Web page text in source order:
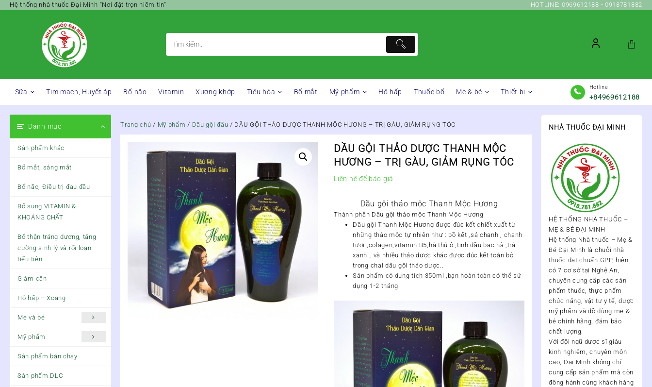
SkipHệ thống nhà thuốc Đại Minh “Nơi đặt trọn niềm tin” HOTLINE: 0969612188 - 0918781882
Sữa Tim mạch, Huyết áp Bổ não Vitamin Xương khớp Tiêu hóa Bổ mắt Mỹ phẩm Hô hấp Thuốc bổ Mẹ & bé Thiết bị
Hotline
+84969612188
Danh mục
Sản phẩm khác
Bổ mắt, sáng mắt
Bổ não, Điều trị đau đầu
Bổ sung VITAMIN &
KHOÁNG CHẤT
Bổ thận tráng dương, tăng
cường sinh lý và rối loạn
tiểu tiện
Giảm cân
Hô hấp – Xoang
Mẹ và bé
Mỹ phẩm
Sản phẩm bán chạy
Sản phẩm DLC
Trang chủ / Mỹ phẩm / Dầu gội đầu / DẦU GỘI THẢO DƯỢC THANH MỘC HƯƠNG – TRỊ GÀU, GIẢM RỤNG TÓC
DẦU GỘI THẢO DƯỢC THANH MỘC
HƯƠNG – TRỊ GÀU, GIẢM RỤNG TÓC
Liên hệ để báo giá
Dầu gội thảo mộc Thanh Mộc Hương
Thành phần Dầu gội thảo mộc Thanh Mộc Hương
Dầu gội Thanh Mộc Hương được đúc kết chiết xuất từ
những thảo mộc tự nhiên như : bồ kết ,sả chanh , chanh
tươi ,colagen,vitamin B5,hà thủ ô ,tinh dầu bạc hà ,trà
xanh… và nhiều thảo dược khác được đúc kết toàn bộ
trong chai dầu gội thảo dược..
Sản phẩm có dung tích 350ml ,bạn hoàn toàn có thể sử
dụng 1-2 tháng
NHÀ THUỐC ĐẠI MINH
HỆ THỐNG NHÀ THUỐC –
MẸ & BÉ ĐẠI MINH
Hệ thống Nhà thuốc – Mẹ &
Bé Đại Minh là chuỗi nhà
thuốc đạt chuẩn GPP, hiện
có7 cơ sở tại Nghệ An,
chuyên cung cấp các sản
phẩm thuốc, thực phẩm
chức năng, vật tư y tế, dược
mỹ phẩm và đồ dùng mẹ &
bé chính hãng, đảm bảo
chất lượng.
Với đội ngũ dược sĩ giàu
kinh nghiệm, chuyên môn
cao, Đại Minh không chỉ
cung cấp sản phẩm mà còn
đồng hành cùng khách hàng